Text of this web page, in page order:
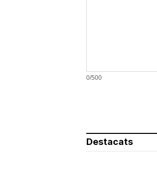
0/500
Destacats